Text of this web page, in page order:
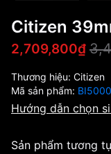
Citizen
2,709,800₫
Thương hiệu: Citizen
Mã sản phẩm:
Hướng dẫn chọn
Sản phẩm tương